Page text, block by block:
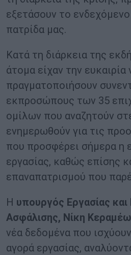
εξετάσουν το
πατρίδα μας.
Κατά τη διάρκεια της
άτομα είχαν την ευκαιρία
πραγματοποιήσουν
εκπροσώπους των 35
ομίλων που αναζητούν
ενημερωθούν για τις
που προσφέρει σήμερα η
εργασίας, καθώς επίσης
επαναπατρισμού που
Η υπουργός Εργασίας και
Ασφάλισης, Νίκη
νέα δεδομένα που
αγορά εργασίας,